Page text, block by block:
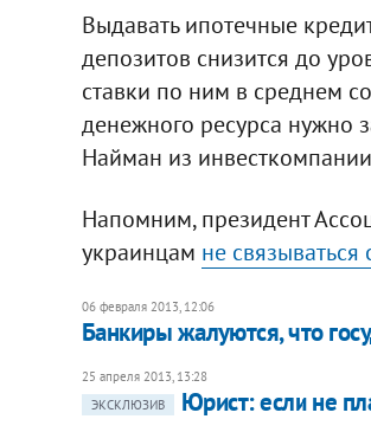
Выдавать ипотечные
депозитов снизится до
ставки по ним в среднем
денежного ресурса нужно
Найман из
Напомним, президент
украинцам не связываться
06 февраля 2013, 12:06
Банкиры жалуются, что
25 апреля 2013, 13:28
ЭКСКЛЮЗИВ
Юрист: если не